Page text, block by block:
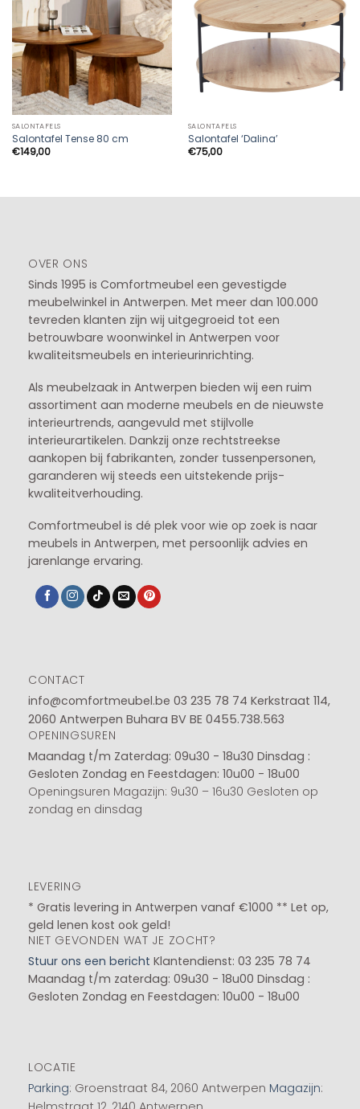
SALONTAFELS
Salontafel Tense 80 cm
€149,00
SALONTAFELS
Salontafel ‘Dalina’
€75,00
OVER ONS
Sinds 1995 is Comfortmeubel een gevestigde
meubelwinkel in Antwerpen. Met meer dan 100.000
tevreden klanten zijn wij uitgegroeid tot een
betrouwbare woonwinkel in Antwerpen voor
kwaliteitsmeubels en interieurinrichting.
Als meubelzaak in Antwerpen bieden wij een ruim
assortiment aan moderne meubels en de nieuwste
interieurtrends, aangevuld met stijlvolle
interieurartikelen. Dankzij onze rechtstreekse
aankopen bij fabrikanten, zonder tussenpersonen,
garanderen wij steeds een uitstekende prijs-
kwaliteitverhouding.
Comfortmeubel is dé plek voor wie op zoek is naar
meubels in Antwerpen, met persoonlijk advies en
jarenlange ervaring.
CONTACT
info@comfortmeubel.be 03 235 78 74 Kerkstraat 114,
2060 Antwerpen Buhara BV BE 0455.738.563
OPENINGSUREN
Maandag t/m Zaterdag: 09u30 - 18u30 Dinsdag :
Gesloten Zondag en Feestdagen: 10u00 - 18u00
Openingsuren Magazijn: 9u30 – 16u30 Gesloten op
zondag en dinsdag
LEVERING
* Gratis levering in Antwerpen vanaf €1000 ** Let op,
geld lenen kost ook geld!
NIET GEVONDEN WAT JE ZOCHT?
Stuur ons een bericht Klantendienst: 03 235 78 74
Maandag t/m zaterdag: 09u30 - 18u00 Dinsdag :
Gesloten Zondag en Feestdagen: 10u00 - 18u00
LOCATIE
Parking: Groenstraat 84, 2060 Antwerpen Magazijn: